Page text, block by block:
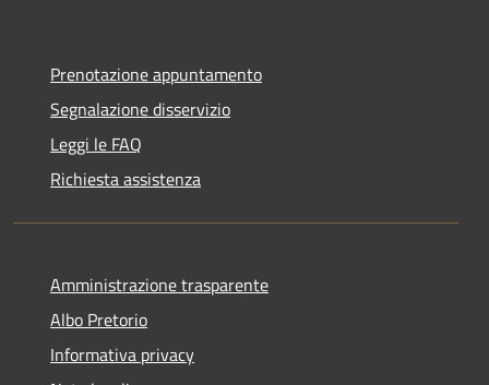
Prenotazione appuntamento
Segnalazione disservizio
Leggi le FAQ
Richiesta assistenza
Amministrazione trasparente
Albo Pretorio
Informativa privacy